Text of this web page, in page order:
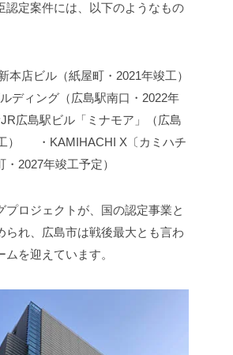
認定案件には、以下のようなもの
店ビル（紙屋町・2021年竣工）
ディング（広島駅南口・2022年
広島駅ビル「ミナモア」（広島
・KAMIHACHI X〔カミハチ
2027年竣工予定）
プロジェクトが、国の認定事業と
られ、広島市は戦後最大とも言わ
を迎えています。